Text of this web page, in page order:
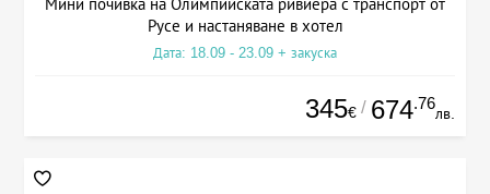
Мини почивка на Олимпийската ривиера с транспорт от
Русе и настаняване в хотел
Дата: 18.09 - 23.09 + закуска
345€ / 674.76
лв.